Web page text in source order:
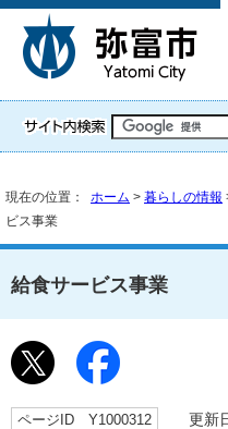
現在の位置： ホーム > 暮らしの情報
ビス事業
給食サービス事業
ページID Y1000312 更新